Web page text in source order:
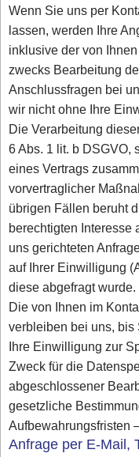
Wenn Sie uns per
lassen, werden Ihre
inklusive der von
zwecks Bearbeitung
Anschlussfragen bei
wir nicht ohne Ihre
Die Verarbeitung
6 Abs. 1 lit. b DSGVO,
eines Vertrags
vorvertraglicher
übrigen Fällen beruht
berechtigten Interesse
uns gerichteten
auf Ihrer Einwilligung
diese abgefragt wurde.
Die von Ihnen im
verbleiben bei uns, bis
Ihre Einwilligung zur
Zweck für die
abgeschlossener
gesetzliche
Aufbewahrungsfristen
Anfrage per E-Mail,